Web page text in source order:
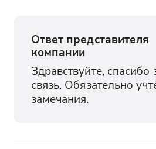
Ответ представителя
компании
Здравствуйте, спасибо
связь. Обязательно
замечания.